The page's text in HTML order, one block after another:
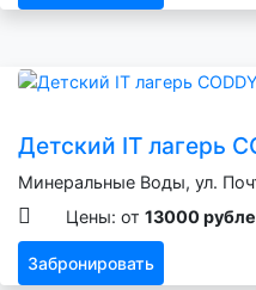
Детский IT лагерь
Минеральные Воды, ул.
Цены: от 13000
Забронировать